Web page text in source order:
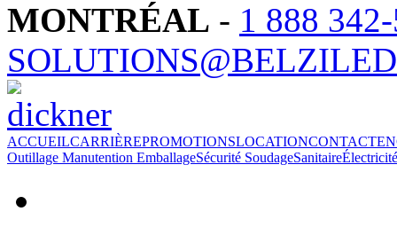
MONTRÉAL - 1 888
ACCUEILCARRIÈREPROMOTIONSLOCATIONCONTACT
Outillage Manutention EmballageSécurité SoudageSanitaireÉlectricité